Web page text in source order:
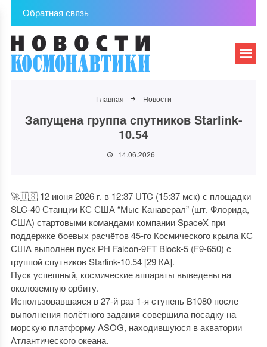
Обратная связь
Главная Новости
Запущена группа спутников Starlink-
10.54
14.06.2026
🚀🇺🇸 12 июня 2026 г. в 12:37 UTC (15:37 мск) с площадки
SLC-40 Станции КС США “Мыс Канаверал” (шт. Флорида,
США) стартовыми командами компании SpaceX при
поддержке боевых расчётов 45-го Космического крыла КС
США выполнен пуск РН Falcon-9FT Block-5 (F9-650) с
группой спутников Starlink-10.54 [29 КА].
Пуск успешный, космические аппараты выведены на
околоземную орбиту.
Использовавшаяся в 27-й раз 1-я ступень В1080 после
выполнения полётного задания совершила посадку на
морскую платформу ASOG, находившуюся в акватории
Атлантического океана.